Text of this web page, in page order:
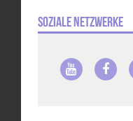
Soziale Netzwerke